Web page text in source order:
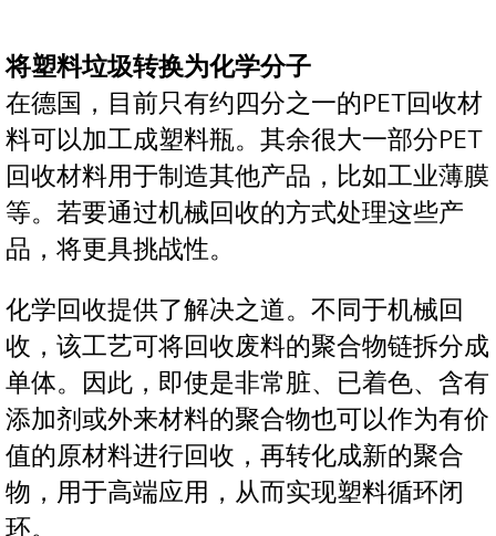
将塑料垃圾转换为化学分子
在德国，目前只有约四分之一的PET回收材
料可以加工成塑料瓶。其余很大一部分PET
回收材料用于制造其他产品，比如工业薄膜
等。若要通过机械回收的方式处理这些产
品，将更具挑战性。
化学回收提供了解决之道。不同于机械回
收，该工艺可将回收废料的聚合物链拆分成
单体。因此，即使是非常脏、已着色、含有
添加剂或外来材料的聚合物也可以作为有价
值的原材料进行回收，再转化成新的聚合
物，用于高端应用，从而实现塑料循环闭
环。